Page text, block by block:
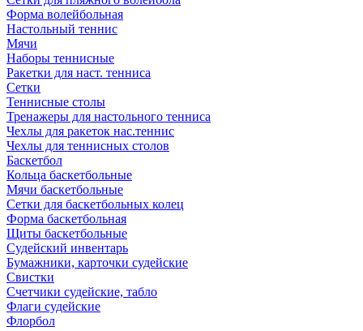
Форма волейбольная
Настольный теннис
Мячи
Наборы теннисные
Ракетки для наст. тенниса
Сетки
Теннисные столы
Тренажеры для настольного тенниса
Чехлы для ракеток нас.теннис
Чехлы для теннисных столов
Баскетбол
Кольца баскетбольные
Мячи баскетбольные
Сетки для баскетбольных колец
Форма баскетбольная
Щиты баскетбольные
Судейский инвентарь
Бумажники, карточки судейские
Свистки
Счетчики судейские, табло
Флаги судейские
Флорбол